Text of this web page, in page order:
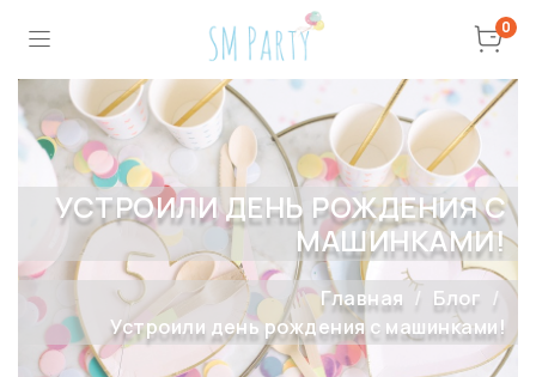
0
УСТРОИЛИ ДЕНЬ РОЖДЕНИЯ С
МАШИНКАМИ!
Главная
Блог
Устроили день рождения с машинками!